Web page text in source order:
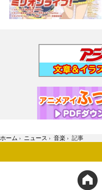
ホーム › ニュース › 音楽 › 記事